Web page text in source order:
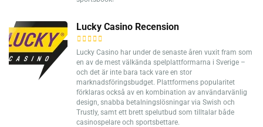
Lucky Casino Recension
Lucky Casino har under de senaste åren vuxit fram som
en av de mest välkända spelplattformarna i Sverige –
och det är inte bara tack vare en stor
marknadsföringsbudget. Plattformens popularitet
förklaras också av en kombination av användarvänlig
design, snabba betalningslösningar via Swish och
Trustly, samt ett brett spelutbud som tilltalar både
casinospelare och sportsbettare.